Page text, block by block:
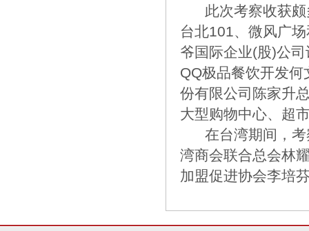
此次考察收获颇
台北101、微风广
爷国际企业(股)公
QQ极品餐饮开发
份有限公司陈家升
大型购物中心、超
在台湾期间，考
湾商会联合总会林
加盟促进协会李培